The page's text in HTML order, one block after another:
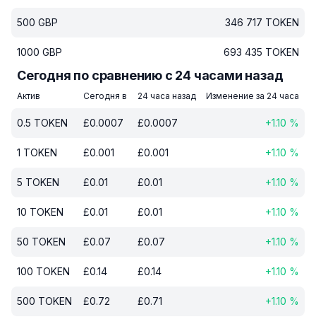
500 GBP 346 717 TOKEN
1000 GBP 693 435 TOKEN
Сегодня по сравнению с 24 часами назад
Актив Сегодня в 24 часа назад Изменение за 24 часа
0.5 TOKEN £0.0007 £0.0007 +1.10 %
1 TOKEN £0.001 £0.001 +1.10 %
5 TOKEN £0.01 £0.01 +1.10 %
10 TOKEN £0.01 £0.01 +1.10 %
50 TOKEN £0.07 £0.07 +1.10 %
100 TOKEN £0.14 £0.14 +1.10 %
500 TOKEN £0.72 £0.71 +1.10 %